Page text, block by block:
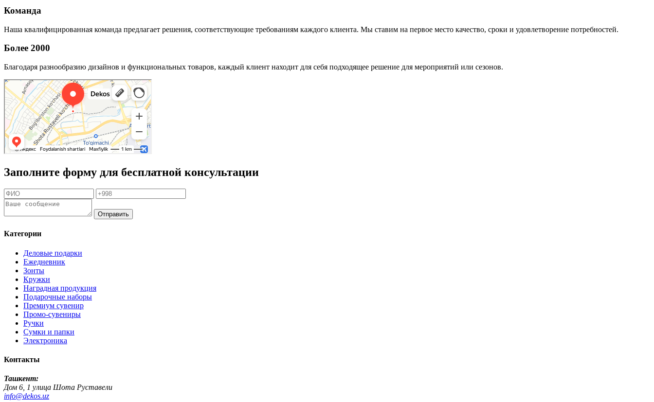
Команда
Наша квалифицированная команда предлагает решения, соответствующие требованиям каждого клиента. Мы ставим на первое место качество, сроки и удовлетворение потребностей.
Более 2000
Благодаря разнообразию дизайнов и функциональных товаров, каждый клиент находит для себя подходящее решение для мероприятий или сезонов.
Заполните форму для бесплатной консультации
Отправить
Категории
Деловые подарки
Ежедневник
Зонты
Кружки
Наградная продукция
Подарочные наборы
Премиум сувенир
Промо-сувениры
Ручки
Сумки и папки
Электроника
Контакты
Ташкент:
Дом 6, 1 улица Шота Руставели
info@dekos.uz